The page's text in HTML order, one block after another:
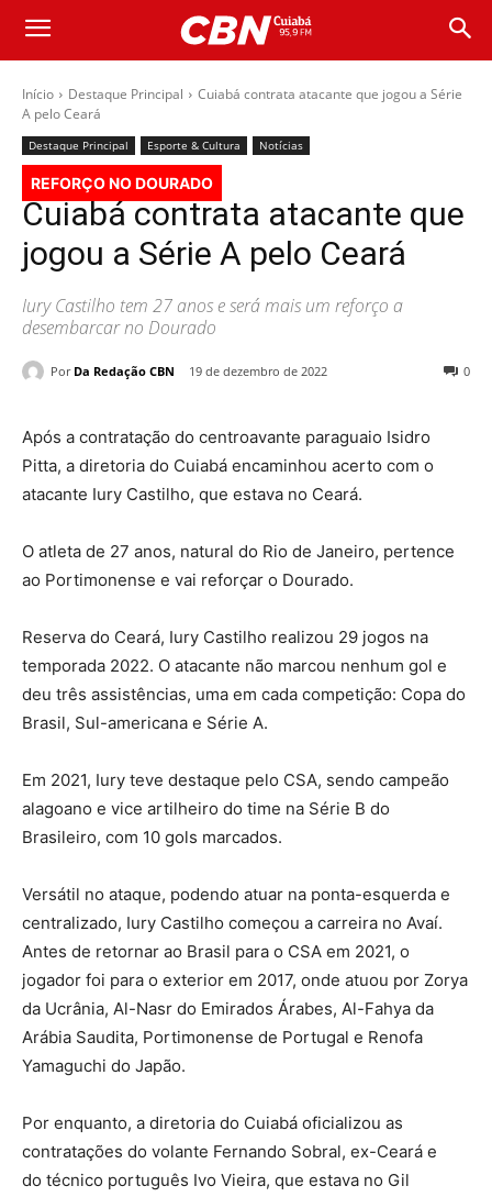
Início Destaque Principal
Cuiabá contrata atacante que jogou a Série
A pelo Ceará
Destaque Principal Esporte & Cultura Notícias
REFORÇO NO DOURADO
Cuiabá contrata atacante que
jogou a Série A pelo Ceará
Iury Castilho tem 27 anos e será mais um reforço a
desembarcar no Dourado
Por Da Redação CBN 19 de dezembro de 2022 0
Após a contratação do centroavante paraguaio Isidro
Pitta, a diretoria do Cuiabá encaminhou acerto com o
atacante Iury Castilho, que estava no Ceará.
O atleta de 27 anos, natural do Rio de Janeiro, pertence
ao Portimonense e vai reforçar o Dourado.
Reserva do Ceará, Iury Castilho realizou 29 jogos na
temporada 2022. O atacante não marcou nenhum gol e
deu três assistências, uma em cada competição: Copa do
Brasil, Sul-americana e Série A.
Em 2021, Iury teve destaque pelo CSA, sendo campeão
alagoano e vice artilheiro do time na Série B do
Brasileiro, com 10 gols marcados.
Versátil no ataque, podendo atuar na ponta-esquerda e
centralizado, Iury Castilho começou a carreira no Avaí.
Antes de retornar ao Brasil para o CSA em 2021, o
jogador foi para o exterior em 2017, onde atuou por Zorya
da Ucrânia, Al-Nasr do Emirados Árabes, Al-Fahya da
Arábia Saudita, Portimonense de Portugal e Renofa
Yamaguchi do Japão.
Por enquanto, a diretoria do Cuiabá oficializou as
contratações do volante Fernando Sobral, ex-Ceará e
do técnico português Ivo Vieira, que estava no Gil